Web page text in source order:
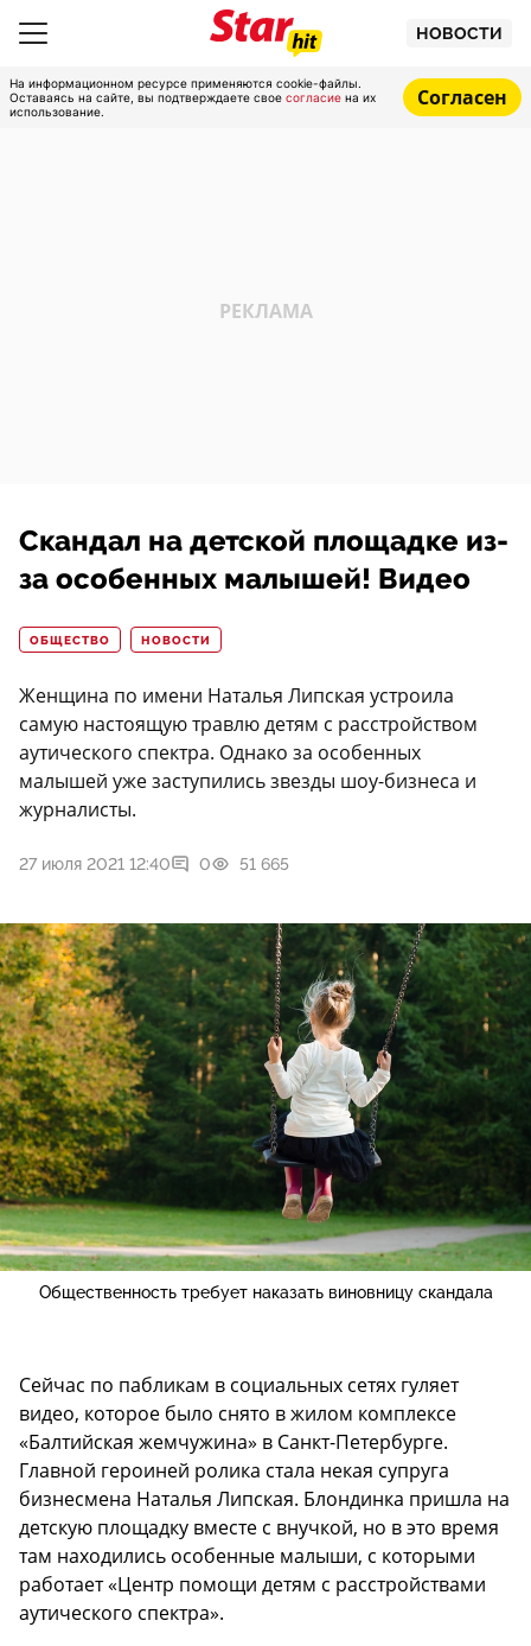
НОВОСТИ
На информационном ресурсе применяются cookie-файлы.
Оставаясь на сайте, вы подтверждаете свое согласие на их
использование.
Согласен
Скандал на детской площадке из-
за особенных малышей! Видео
ОБЩЕСТВО НОВОСТИ
Женщина по имени Наталья Липская устроила
самую настоящую травлю детям с расстройством
аутического спектра. Однако за особенных
малышей уже заступились звезды шоу-бизнеса и
журналисты.
27 июля 2021 12:40 0 51 665
Общественность требует наказать виновницу скандала
Сейчас по пабликам в социальных сетях гуляет
видео, которое было снято в жилом комплексе
«Балтийская жемчужина» в Санкт-Петербурге.
Главной героиней ролика стала некая супруга
бизнесмена Наталья Липская. Блондинка пришла на
детскую площадку вместе с внучкой, но в это время
там находились особенные малыши, с которыми
работает «Центр помощи детям с расстройствами
аутического спектра».